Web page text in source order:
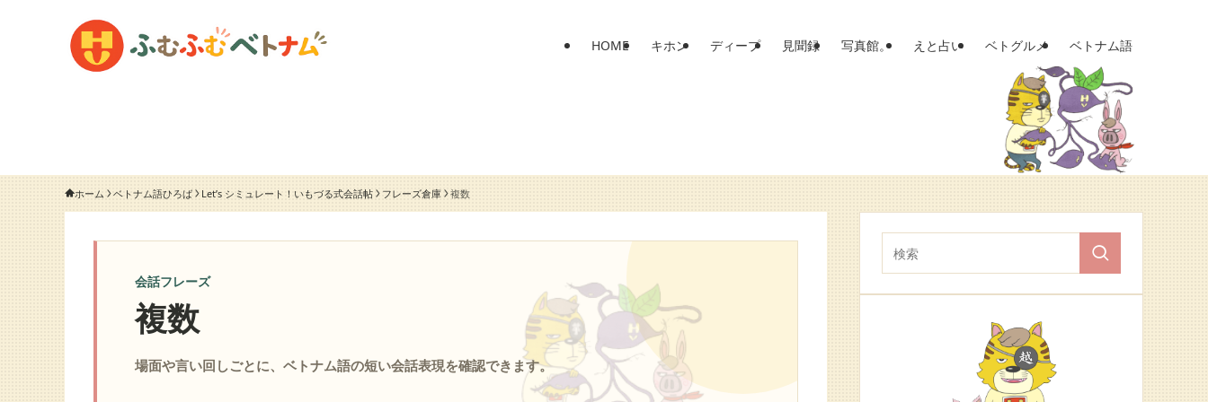
HOME キホン ディープ 見聞録 写真館。 えと占い ベトグルメ ベトナム語
ホーム ベトナム語ひろば Let’s シミュレート！いもづる式会話帖 フレーズ倉庫 複数
会話フレーズ
複数
場面や言い回しごとに、ベトナム語の短い会話表現を確認できます。